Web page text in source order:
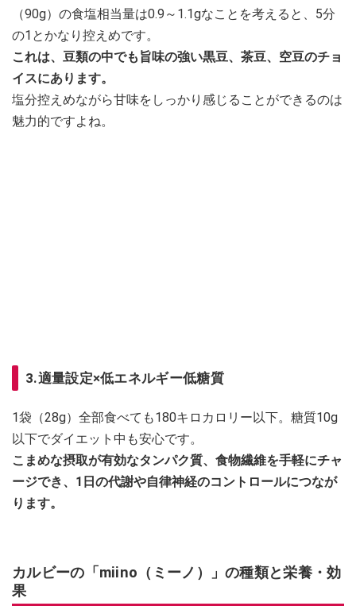
（90g）の食塩相当量は0.9～1.1gなことを考えると、5分
の1とかなり控えめです。
これは、豆類の中でも旨味の強い黒豆、茶豆、空豆のチョ
イスにあります。
塩分控えめながら甘味をしっかり感じることができるのは
魅力的ですよね。
3.適量設定×低エネルギー低糖質
1袋（28g）全部食べても180キロカロリー以下。糖質10g
以下でダイエット中も安心です。
こまめな摂取が有効なタンパク質、食物繊維を手軽にチャ
ージでき、1日の代謝や自律神経のコントロールにつなが
ります。
カルビーの「miino（ミーノ）」の種類と栄養・効
果